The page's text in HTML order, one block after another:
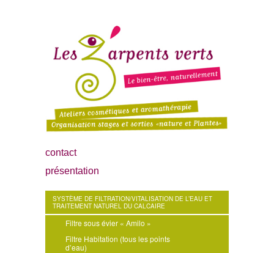
contact
présentation
SYSTÈME DE FILTRATION/VITALISATION DE L’EAU ET
TRAITEMENT NATUREL DU CALCAIRE
Filtre sous évier « Amilo »
Filtre Habitation (tous les points
d’eau)